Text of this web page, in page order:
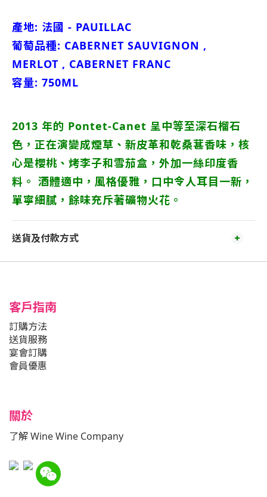
產地: 法國 - PAUILLAC
葡萄品種: CABERNET SAUVIGNON ,
MERLOT , CABERNET FRANC
容量: 750ML
2013 年的 Pontet-Canet 呈中等至深石榴石
色，正在演變成煙草、新皮革和乾桑葚香味，核
心是櫻桃、烤李子和雪茄盒，外加一絲印度香
料。 酒體適中，風格優雅，口中令人耳目一新，
單寧細膩，餘味充斥著礦物火花。
送貨及付款方式
客戶指南
訂購方法
送貨服務
宴會訂購
會員優惠
關於
了解 Wine Wine Company